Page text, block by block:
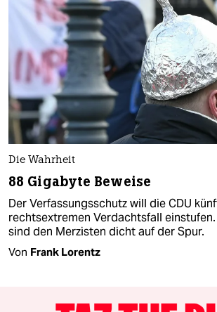
Die Wahrheit
88 Gigabyte Beweise
Der Verfassungsschutz will die CDU
rechtsextremen Verdachtsfall
sind den Merzisten dicht auf der Spur.
Von Frank Lorentz